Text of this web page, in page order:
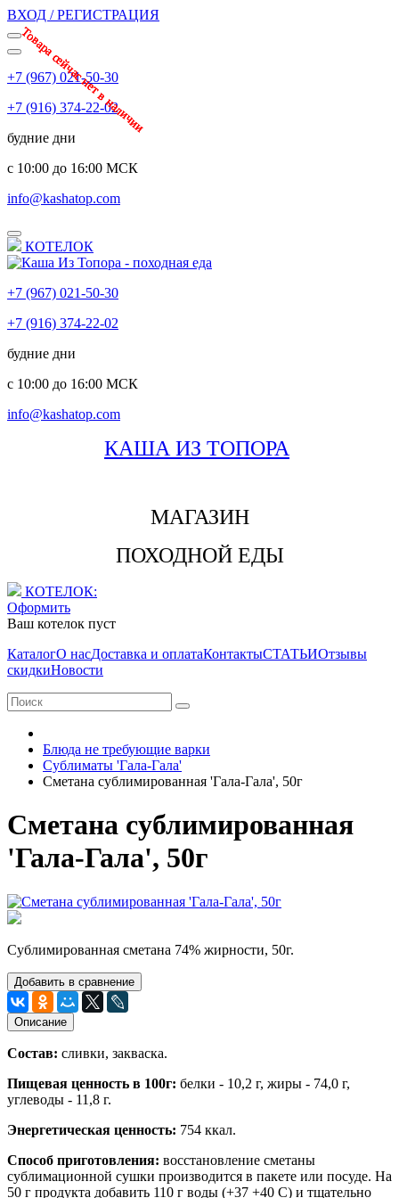
ВХОД / РЕГИСТРАЦИЯ
+7 (967) 021-50-30
+7 (916) 374-22-02
будние дни
с 10:00 до 16:00 МСК
info@kashatop.com
КОТЕЛОК
+7 (967) 021-50-30
+7 (916) 374-22-02
будние дни
с 10:00 до 16:00 МСК
info@kashatop.com
КАША ИЗ ТОПОРА
МАГАЗИН
ПОХОДНОЙ ЕДЫ
КОТЕЛОК:
Оформить
Ваш котелок пуст
КаталогО насДоставка и оплатаКонтактыСТАТЬИОтзывы
скидкиНовости
Блюда не требующие варки
Сублиматы 'Гала-Гала'
Сметана сублимированная 'Гала-Гала', 50г
Сметана сублимированная
'Гала-Гала', 50г
Сублимированная сметана 74% жирности, 50г.
Добавить в сравнение
Описание
Состав: сливки, закваска.
Пищевая ценность в 100г: белки - 10,2 г, жиры - 74,0 г,
углеводы - 11,8 г.
Энергетическая ценность: 754 ккал.
Способ приготовления: восстановление сметаны
сублимационной сушки производится в пакете или посуде. На
50 г продукта добавить 110 г воды (+37 +40 С) и тщательно
Товара сейчас нет в наличии
Товара сейчас нет в наличии
Товара сейчас нет в наличии
Товара сейчас нет в наличии
Товара сейчас нет в наличии